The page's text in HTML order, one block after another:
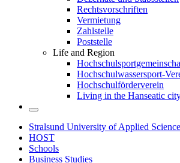
Rechtsvorschriften
Vermietung
Zahlstelle
Poststelle
Life and Region
Hochschulwassersport-
Hochschulförderverein
Living in the Hanseatic
Stralsund University of Applied
HOST
Schools
Business Studies